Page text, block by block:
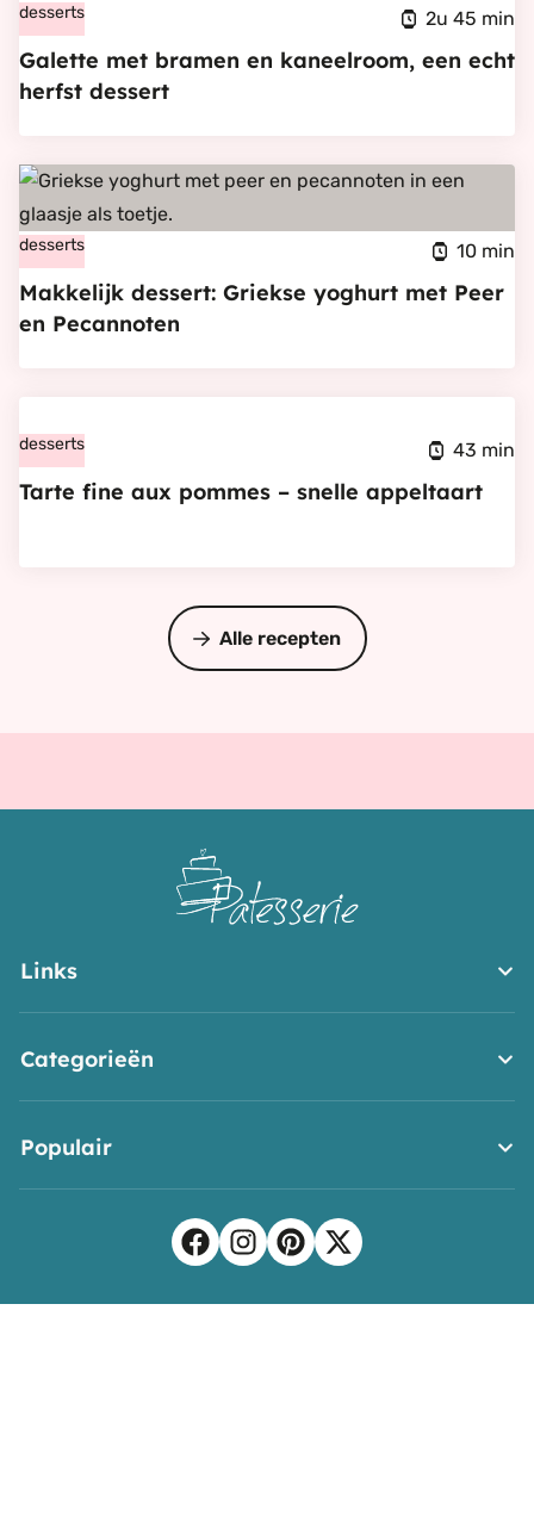
Galette
met
bramen
een
echt
herfst
dessert
desserts 2u 45 min
Galette met bramen en kaneelroom, een echt
herfst dessert
Bekijk
Makkelijk
dessert:
Griekse
yoghurt
Pecannoten
desserts 10 min
Makkelijk dessert: Griekse yoghurt met Peer
en Pecannoten
Tarte
fine
desserts 43 min
Tarte fine aux pommes – snelle appeltaart
Alle recepten
Links
Categorieën
Populair